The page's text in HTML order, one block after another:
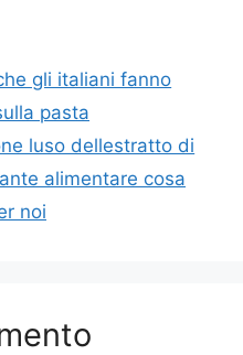
gli italiani fanno
pasta
luso dellestratto di
alimentare cosa
noi